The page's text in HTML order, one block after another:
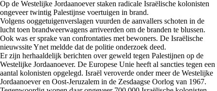
Op de Westelijke Jordaanoever staken radicale Israëlische kolonisten
ongeveer twintig Palestijnse voertuigen in brand.
Volgens ooggetuigenverslagen vuurden de aanvallers schoten in de
lucht toen brandweerwagens arriveerden om de branden te blussen.
Ook was er sprake van confrontaties met bewoners. De Israëlische
nieuwssite Ynet meldde dat de politie onderzoek deed.
Er zijn herhaaldelijk berichten over geweld tegen Palestijnen op de
Westelijke Jordaanoever. De Europese Unie heeft al sancties tegen een
aantal kolonisten opgelegd. Israël veroverde onder meer de Westelijke
Jordaanoever en Oost-Jeruzalem in de Zesdaagse Oorlog van 1967.